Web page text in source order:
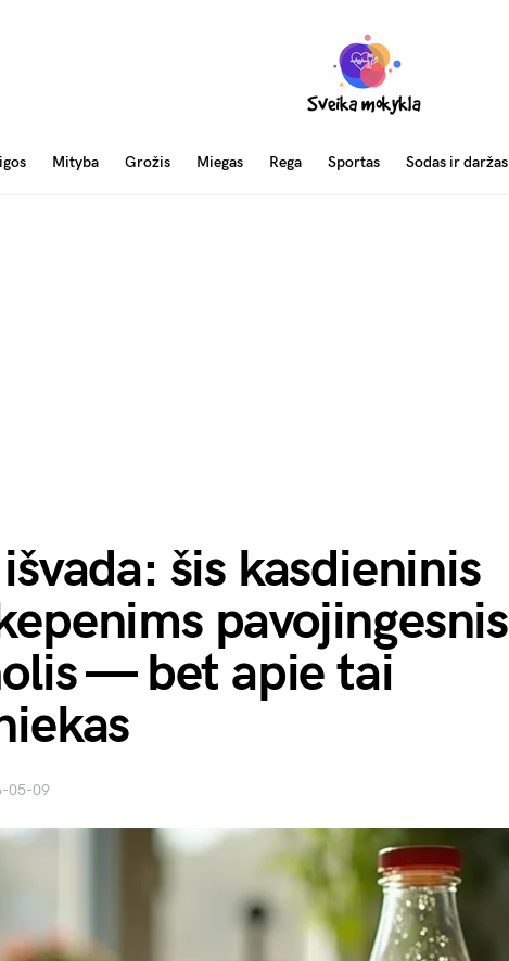
Mityba Grožis Miegas Rega Sportas Sodas ir daržas
šis kasdieninis
pavojingesnis
— bet apie tai
05-09